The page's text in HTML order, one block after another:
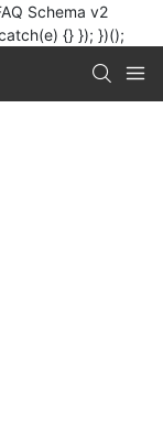
Schema v2
{} }); })();